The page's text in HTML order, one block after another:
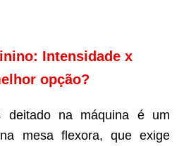
Intensidade x
opção?
deitado na máquina é um
mesa flexora, que exige